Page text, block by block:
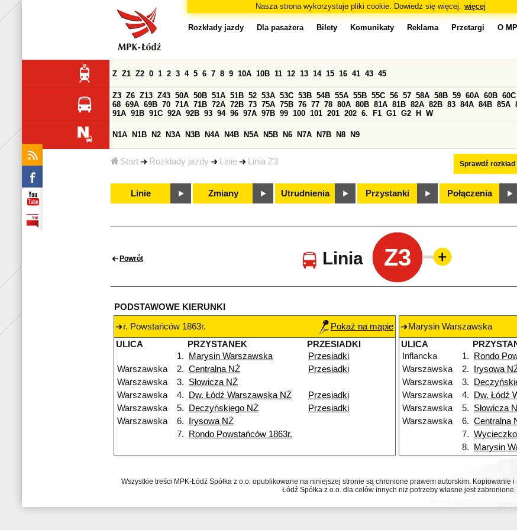
Nasza strona wykorzystuje pliki cookie. Dowiedz się więcej. więcej
Start Rozkłady jazdy Linie Linia Z3
Rozkłady jazdy Dla pasażera Bilety Komunikaty Reklama Przetargi O
Sprawdź
Z Z1 Z2 0 1 2 3 4 5 6 7 8 9 10A 10B 11 12 13 14 15 16 41 43 45
Z3 Z6 Z13 Z43 50A 50B 51A 51B 52 53A 53C 53B 54B 55A 55B 55C 56 57 58A 58B 59 60A 60B 60C
68 69A 69B 70 71A 71B 72A 72B 73 75A 75B 76 77 78 80A 80B 81A 81B 82A 82B 83 84A 84B 85A
91A 91B 91C 92A 92B 93 94 96 97A 97B 99 100 101 201 202 6. F1 G1 G2 H W
N1A N1B N2 N3A N3B N4A N4B N5A N5B N6 N7A N7B N8 N9
Linie Zmiany Utrudnienia Przystanki Połączenia
Powrót Linia Z3
PODSTAWOWE KIERUNKI
r. Powstańców 1863r.
Pokaż na mapie
ULICA
PRZYSTANEK
PRZESIADKI
1.
Marysin Warszawska
Przesiadki
Warszawska
2. Centralna NŻ
Przesiadki
Warszawska
3.
Słowicza NŻ
Warszawska
4. Dw. Łódź Warszawska NŻ
Przesiadki
Warszawska
5. Deczyńskiego NŻ
Przesiadki
Warszawska
6.
Irysowa NŻ
7.
Rondo Powstańców 1863r.
Marysin Warszawska
ULICA
Inflancka
1. Rondo
Warszawska
2.
Irysowa
Warszawska
3.
Warszawska
4. Dw. Łódź
Warszawska
5.
Słowicza
Warszawska
6. Centralna
7.
8.
Marysin
Wszystkie treści MPK-Łódź Spółka z o.o. opublikowane na niniejszej stronie są chronione prawem autorskim.
Łódź Spółka z o.o. dla celów innych niż potrzeby własne jest zabronione.